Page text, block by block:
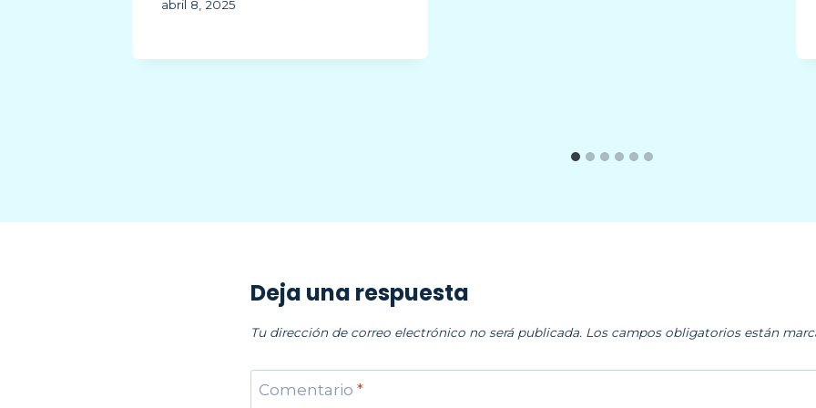
abril 8, 2025
Deja una respuesta
Tu dirección de correo electrónico no será publicada. Los campos obligatorios están
Comentario *